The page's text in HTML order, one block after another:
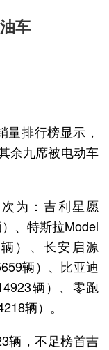
车
排行榜显示，
余九席被电动车
为：吉利星愿
、特斯拉Model
）、长安启源
辆）、比亚迪
辆）、零跑
辆）。
辆，不足榜首吉